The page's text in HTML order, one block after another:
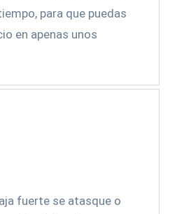
para que puedas
en apenas unos
fuerte se atasque o